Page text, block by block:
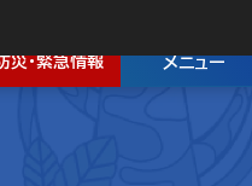
災・緊急情報 メニュー